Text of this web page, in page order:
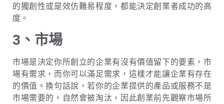
的獨創性或是效仿難易程度，都能決定創業者成功的高
度。
3、市場
市場是決定你所創立的企業有沒有價值留下的要素，市
場有需求，而你可以滿足需求，這樣才能讓企業有存在
的價值。換句話說，若你的企業提供的產品或服務不是
市場需要的，自然會被淘汰，因此創業前先觀察市場所